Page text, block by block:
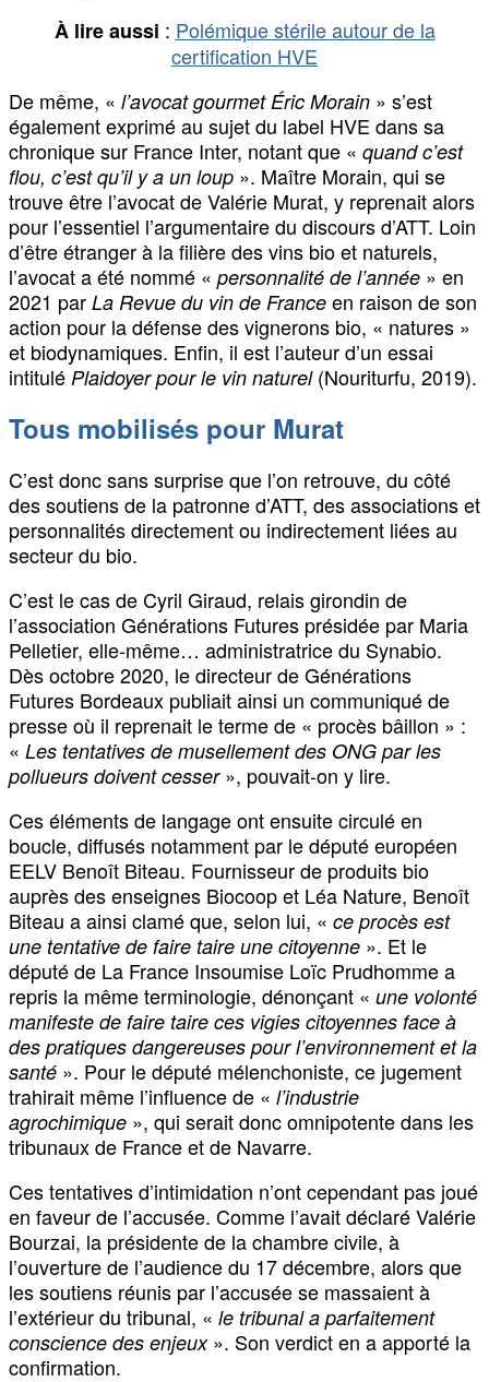
À lire aussi : Polémique stérile autour de la
certification HVE
De même, « l’avocat gourmet Éric Morain » s’est
également exprimé au sujet du label HVE dans sa
chronique sur France Inter, notant que « quand c’est
flou, c’est qu’il y a un loup ». Maître Morain, qui se
trouve être l’avocat de Valérie Murat, y reprenait alors
pour l’essentiel l’argumentaire du discours d’ATT. Loin
d’être étranger à la filière des vins bio et naturels,
l’avocat a été nommé « personnalité de l’année » en
2021 par La Revue du vin de France en raison de son
action pour la défense des vignerons bio, « natures »
et biodynamiques. Enfin, il est l’auteur d’un essai
intitulé Plaidoyer pour le vin naturel (Nouriturfu, 2019).
Tous mobilisés pour Murat
C’est donc sans surprise que l’on retrouve, du côté
des soutiens de la patronne d’ATT, des associations et
personnalités directement ou indirectement liées au
secteur du bio.
C’est le cas de Cyril Giraud, relais girondin de
l’association Générations Futures présidée par Maria
Pelletier, elle-même… administratrice du Synabio.
Dès octobre 2020, le directeur de Générations
Futures Bordeaux publiait ainsi un communiqué de
presse où il reprenait le terme de « procès bâillon » :
« Les tentatives de musellement des ONG par les
pollueurs doivent cesser », pouvait-on y lire.
Ces éléments de langage ont ensuite circulé en
boucle, diffusés notamment par le député européen
EELV Benoît Biteau. Fournisseur de produits bio
auprès des enseignes Biocoop et Léa Nature, Benoît
Biteau a ainsi clamé que, selon lui, « ce procès est
une tentative de faire taire une citoyenne ». Et le
député de La France Insoumise Loïc Prudhomme a
repris la même terminologie, dénonçant « une volonté
manifeste de faire taire ces vigies citoyennes face à
des pratiques dangereuses pour l’environnement et la
santé ». Pour le député mélenchoniste, ce jugement
trahirait même l’influence de « l’industrie
agrochimique », qui serait donc omnipotente dans les
tribunaux de France et de Navarre.
Ces tentatives d’intimidation n’ont cependant pas joué
en faveur de l’accusée. Comme l’avait déclaré Valérie
Bourzai, la présidente de la chambre civile, à
l’ouverture de l’audience du 17 décembre, alors que
les soutiens réunis par l’accusée se massaient à
l’extérieur du tribunal, « le tribunal a parfaitement
conscience des enjeux ». Son verdict en a apporté la
confirmation.